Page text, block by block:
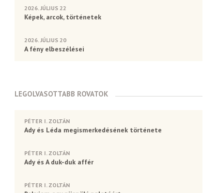
2026. JÚLIUS 22
Képek, arcok, történetek
2026. JÚLIUS 20
A fény elbeszélései
LEGOLVASOTTABB ROVATOK
PÉTER I. ZOLTÁN
Ady és Léda megismerkedésének története
PÉTER I. ZOLTÁN
Ady és A duk-duk affér
PÉTER I. ZOLTÁN